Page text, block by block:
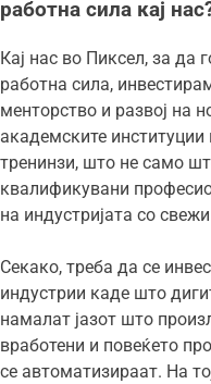
работна сила кај
Кај нас во Пиксел, за да
работна сила,
менторство и развој на
академските
тренинзи, што не само
квалификувани
на индустријата со
Секако, треба да се
индустрии каде што
намалат јазот што
вработени и повеќето
се автоматизираат. На